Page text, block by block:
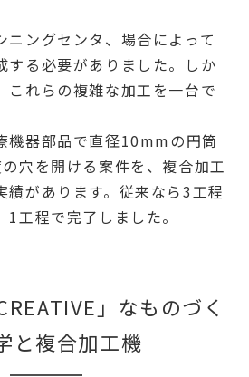
ニングセンタ、場合によって
する必要がありました。しか
これらの複雑な加工を一台で
機器部品で直径10mmの円筒
穴を開ける案件を、複合加工
績があります。従来なら3工程
工程で完了しました。
」なものづく
と複合加工機